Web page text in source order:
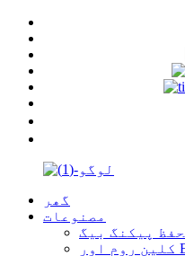
گھر
مصنوعات
پیکنگ بیگ